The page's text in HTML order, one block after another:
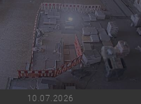
10.07.2026